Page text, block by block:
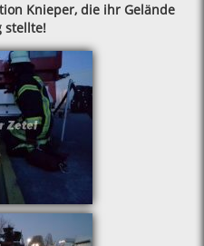
Knieper, die ihr Gelände
stellte!